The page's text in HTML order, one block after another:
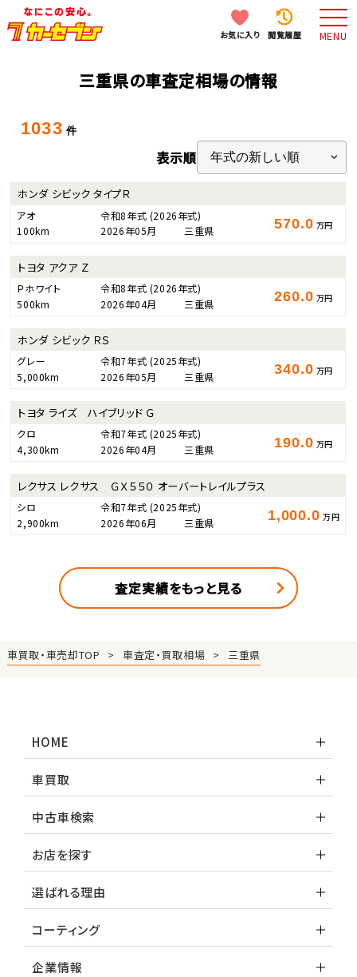
お気に入り 閲覧履歴 MENU
三重県の車査定相場の情報
1033 件
表示順
ホンダ シビック タイプＲ
アオ 令和8年式 (2026年式)
100km
2026年05月 三重県 570.0 万円
トヨタ アクア Ｚ
Ｐホワイト 令和8年式 (2026年式)
500km
2026年04月 三重県 260.0 万円
ホンダ シビック ＲＳ
グレー 令和7年式 (2025年式)
5,000km
2026年05月 三重県 340.0 万円
トヨタ ライズ ハイブリッド Ｇ
クロ 令和7年式 (2025年式)
4,300km
2026年04月 三重県 190.0 万円
レクサス レクサス ＧＸ５５０ オーバートレイルプラス
シロ 令和7年式 (2025年式)
2,900km
2026年06月 三重県 1,000.0 万円
査定実績をもっと見る
車買取・車売却TOP 車査定・買取相場 三重県
HOME
車買取
中古車検索
お店を探す
選ばれる理由
コーティング
企業情報